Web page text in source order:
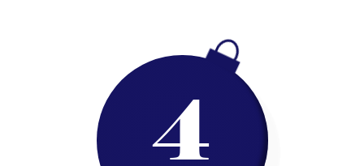
4